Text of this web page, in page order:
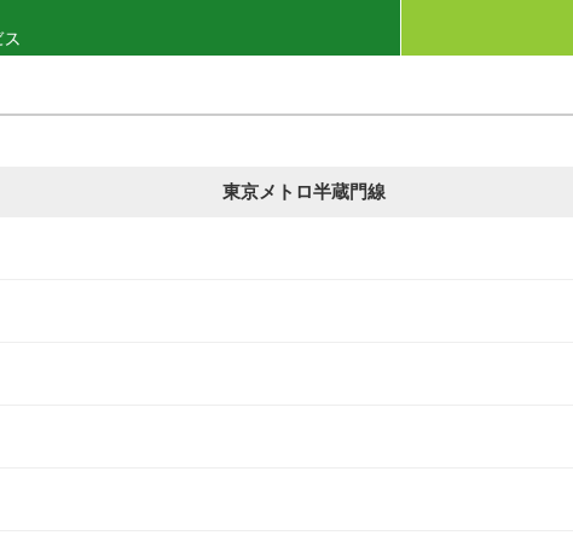
東京メトロ半蔵門線